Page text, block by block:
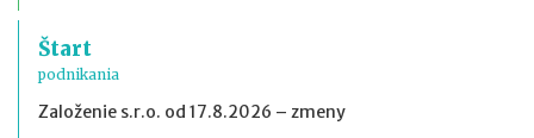
Štart
podnikania
Založenie s.r.o. od 17.8.2026 – zmeny